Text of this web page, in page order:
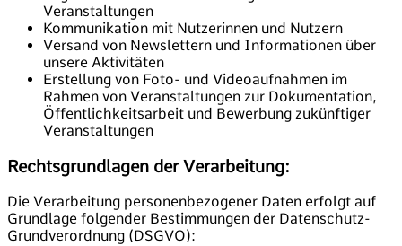
Veranstaltungen
Kommunikation mit Nutzerinnen und Nutzern
Versand von Newslettern und Informationen über
unsere Aktivitäten
Erstellung von Foto- und Videoaufnahmen im
Rahmen von Veranstaltungen zur Dokumentation,
Öffentlichkeitsarbeit und Bewerbung zukünftiger
Veranstaltungen
Rechtsgrundlagen der Verarbeitung:
Die Verarbeitung personenbezogener Daten erfolgt auf
Grundlage folgender Bestimmungen der Datenschutz-
Grundverordnung (DSGVO):